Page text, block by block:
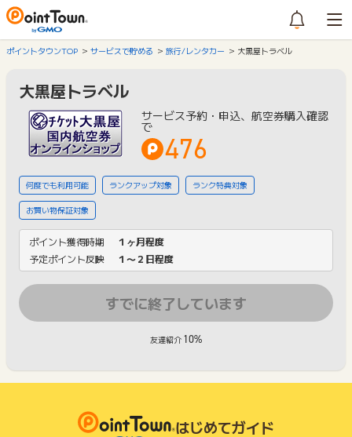
ポイントタウンTOP サービスで貯める 旅行/レンタカー 大黒屋トラベル
大黒屋トラベル
サービス予約・申込、航空券購入確認
で
476
何度でも利用可能 ランクアップ対象 ランク特典対象
お買い物保証対象
ポイント獲得時期
１ヶ月程度
予定ポイント反映
１〜２日程度
すでに終了しています
友達紹介 10%
はじめてガイド